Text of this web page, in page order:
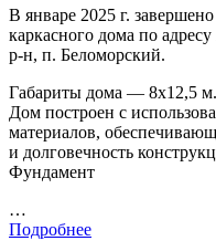
В январе 2025 г.
каркасного дома по
р-н, п. Беломорский.
Габариты дома — 8х12,5 м.
Дом построен с
материалов,
и долговечность
Фундамент
…
Подробнее